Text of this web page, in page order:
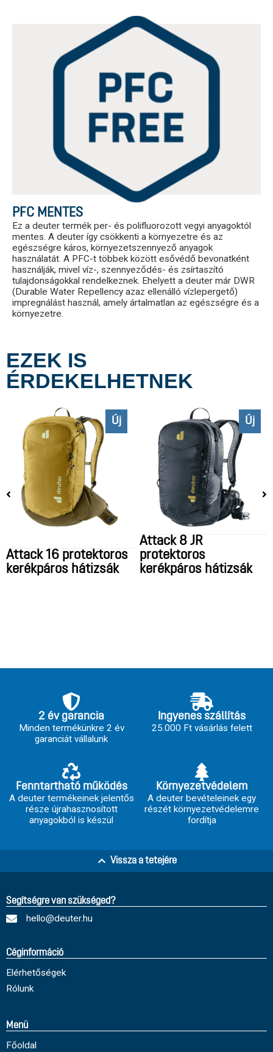
PFC MENTES
Ez a deuter termék per- és polifluorozott vegyi anyagoktól
mentes. A deuter így csökkenti a környezetre és az
egészségre káros, környezetszennyező anyagok
használatát. A PFC-t többek között esővédő bevonatként
használják, mivel víz-, szennyeződés- és zsírtaszító
tulajdonságokkal rendelkeznek. Ehelyett a deuter már DWR
(Durable Water Repellency azaz ellenálló vízlepergető)
impregnálást használ, amely ártalmatlan az egészségre és a
környezetre.
EZEK IS
ÉRDEKELHETNEK
Új
Attack 16 protektoros
kerékpáros hátizsák
Új
Attack 8 JR
protektoros
kerékpáros hátizsák
2 év garancia
Minden termékünkre 2 év
garanciát vállalunk
Ingyenes szállítás
25.000 Ft vásárlás felett
Fenntartható működés
A deuter termékeinek jelentős
része újrahasznosított
anyagokból is készül
Környezetvédelem
A deuter bevételeinek egy
részét környezetvédelemre
fordítja
Vissza a tetejére
Segítségre van szükséged?
hello@deuter.hu
Céginformáció
Elérhetőségek
Rólunk
Menü
Főoldal